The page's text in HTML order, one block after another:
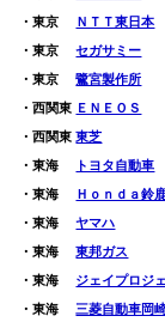
・東京
ＮＴＴ東日本
・東京セガサミー 2
・東京鷺宮製作所 3
・西関東 ＥＮＥＯＳ 5
・西関東東芝 12年
・東海
トヨタ自動車
・東海
Ｈｏｎｄａ鈴
・東海ヤマハ 2年
・東海東邦ガス 4
・東海 ジェイプロジ
・東海 三菱自動車岡